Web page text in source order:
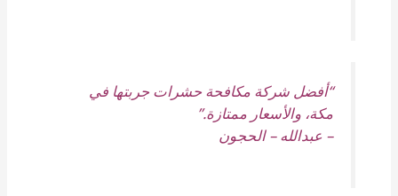
“أفضل شركة مكافحة حشرات جربتها في
مكة، والأسعار ممتازة.”
– عبدالله – الحجون